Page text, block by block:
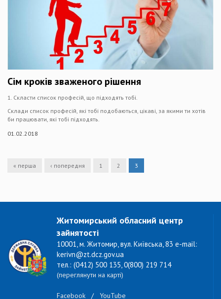
Сім кроків зваженого рішення
1. Скласти список професій, що підходять тобі.
Склади список професій, які тобі подобаються, цікаві, за якими ти хотів
би працювати, які тобі підходять.
01.02.2018
« перша ‹ попередня 1 2 3
Житомирський обласний центр
зайнятості
10001, м. Житомир, вул. Київська, 83 e-mail:
kerivn@zt.dcz.gov.ua
тел.: (0412) 500 135, 0(800) 219 714
(переглянути на карті)
Facebook / YouTube